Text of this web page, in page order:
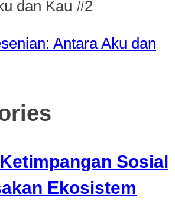
Antara Aku dan
Sosial
Ekosistem